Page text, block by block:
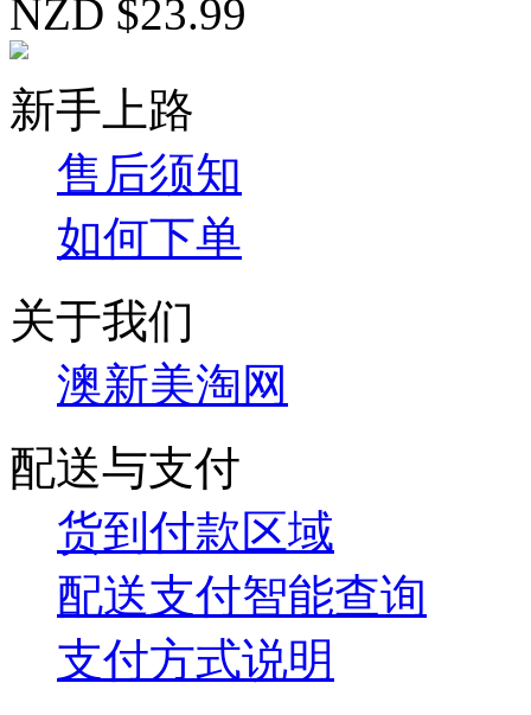
NZD $23.99
新手上路
售后须知
如何下单
关于我们
澳新美淘网
配送与支付
货到付款区域
配送支付智能查询
支付方式说明